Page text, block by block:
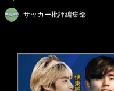
サッカー批評編集部